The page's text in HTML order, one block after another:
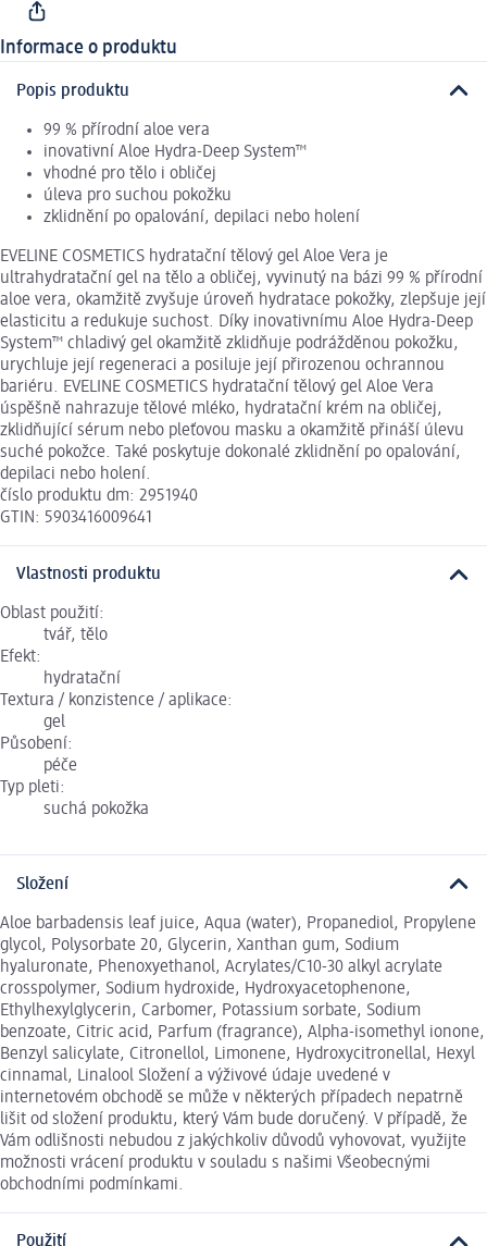
Informace o produktu
Popis produktu
99 % přírodní aloe vera
inovativní Aloe Hydra-Deep System™
vhodné pro tělo i obličej
úleva pro suchou pokožku
zklidnění po opalování, depilaci nebo holení
EVELINE COSMETICS hydratační tělový gel Aloe Vera je
ultrahydratační gel na tělo a obličej, vyvinutý na bázi 99 % přírodní
aloe vera, okamžitě zvyšuje úroveň hydratace pokožky, zlepšuje její
elasticitu a redukuje suchost. Díky inovativnímu Aloe Hydra-Deep
System™ chladivý gel okamžitě zklidňuje podrážděnou pokožku,
urychluje její regeneraci a posiluje její přirozenou ochrannou
bariéru. EVELINE COSMETICS hydratační tělový gel Aloe Vera
úspěšně nahrazuje tělové mléko, hydratační krém na obličej,
zklidňující sérum nebo pleťovou masku a okamžitě přináší úlevu
suché pokožce. Také poskytuje dokonalé zklidnění po opalování,
depilaci nebo holení.
číslo produktu dm: 2951940
GTIN: 5903416009641
Vlastnosti produktu
Oblast použití:
tvář, tělo
Efekt:
hydratační
Textura / konzistence / aplikace:
gel
Působení:
péče
Typ pleti:
suchá pokožka
Složení
Aloe barbadensis leaf juice, Aqua (water), Propanediol, Propylene
glycol, Polysorbate 20, Glycerin, Xanthan gum, Sodium
hyaluronate, Phenoxyethanol, Acrylates/C10-30 alkyl acrylate
crosspolymer, Sodium hydroxide, Hydroxyacetophenone,
Ethylhexylglycerin, Carbomer, Potassium sorbate, Sodium
benzoate, Citric acid, Parfum (fragrance), Alpha-isomethyl ionone,
Benzyl salicylate, Citronellol, Limonene, Hydroxycitronellal, Hexyl
cinnamal, Linalool Složení a výživové údaje uvedené v
internetovém obchodě se může v některých případech nepatrně
lišit od složení produktu, který Vám bude doručený. V případě, že
Vám odlišnosti nebudou z jakýchkoliv důvodů vyhovovat, využijte
možnosti vrácení produktu v souladu s našimi Všeobecnými
obchodními podmínkami.
Použití